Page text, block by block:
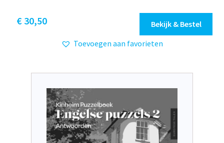
€30,50
Bekijk & Bestel
Toevoegen aan favorieten